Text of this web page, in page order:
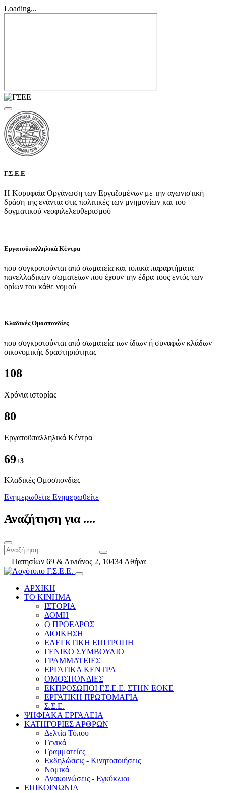
Loading...
Γ.Σ.Ε.Ε
Η Κορυφαία Οργάνωση των Εργαζομένων με την αγωνιστική
δράση της ενάντια στις πολιτικές των μνημονίων και του
δογματικού νεοφιλελευθερισμού
Εργατοϋπαλληλικά Κέντρα
που συγκροτούνται από σωματεία και τοπικά παραρτήματα
πανελλαδικών σωματείων που έχουν την έδρα τους εντός των
ορίων του κάθε νομού
Κλαδικές Ομοσπονδίες
που συγκροτούνται από σωματεία των ίδιων ή συναφών κλάδων
οικονομικής δραστηριότητας
108
Χρόνια ιστορίας
80
Εργατοϋπαλληλικά Κέντρα
69+3
Kλαδικές Ομοσπονδίες
Ενημερωθείτε Ενημερωθείτε
Αναζήτηση για ....
Πατησίων 69 & Αινιάνος 2, 10434 Αθήνα
ΑΡΧΙΚΗ
ΤΟ ΚΙΝΗΜΑ
ΙΣΤΟΡΙΑ
ΔΟΜΗ
Ο ΠΡΟΕΔΡΟΣ
ΔΙΟΙΚΗΣΗ
ΕΛΕΓΚΤΙΚΗ ΕΠΙΤΡΟΠΗ
ΓΕΝΙΚΟ ΣΥΜΒΟΥΛΙΟ
ΓΡΑΜΜΑΤΕΙΕΣ
ΕΡΓΑΤΙΚΑ ΚΕΝΤΡΑ
ΟΜΟΣΠΟΝΔΙΕΣ
ΕΚΠΡΟΣΩΠΟΙ Γ.Σ.Ε.Ε. ΣΤΗΝ ΕΟΚΕ
ΕΡΓΑΤΙΚΗ ΠΡΩΤΟΜΑΓΙΑ
Σ.Σ.Ε.
ΨΗΦΙΑΚΑ ΕΡΓΑΛΕΙΑ
ΚΑΤΗΓΟΡΙΕΣ ΑΡΘΡΩΝ
Δελτία Τύπου
Γενικά
Γραμματείες
Εκδηλώσεις - Κινητοποιήσεις
Νομικά
Ανακοινώσεις - Εγκύκλιοι
ΕΠΙΚΟΙΝΩΝΙΑ